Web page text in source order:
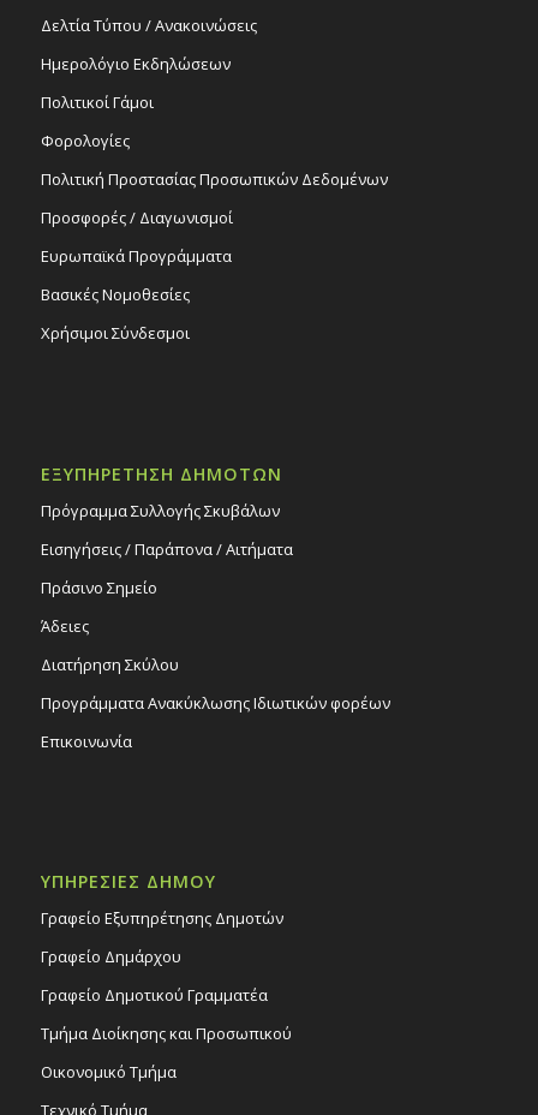
Δελτία Τύπου / Ανακοινώσεις
Ημερολόγιο Εκδηλώσεων
Πολιτικοί Γάμοι
Φορολογίες
Πολιτική Προστασίας Προσωπικών Δεδομένων
Προσφορές / Διαγωνισμοί
Ευρωπαϊκά Προγράμματα
Βασικές Νομοθεσίες
Χρήσιμοι Σύνδεσμοι
ΕΞΥΠΗΡΕΤΗΣΗ ΔΗΜΟΤΩΝ
Πρόγραμμα Συλλογής Σκυβάλων
Εισηγήσεις / Παράπονα / Αιτήματα
Πράσινο Σημείο
Άδειες
Διατήρηση Σκύλου
Προγράμματα Ανακύκλωσης Ιδιωτικών φορέων
Επικοινωνία
ΥΠΗΡΕΣΙΕΣ ΔΗΜΟΥ
Γραφείο Εξυπηρέτησης Δημοτών
Γραφείο Δημάρχου
Γραφείο Δημοτικού Γραμματέα
Τμήμα Διοίκησης και Προσωπικού
Οικονομικό Τμήμα
Τεχνικό Τμήμα